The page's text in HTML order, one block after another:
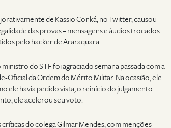
de Kassio Conká, no Twitter, causou
das provas – mensagens e áudios trocados
pelo hacker de Araraquara.
ministro do STF foi agraciado semana passada com a
Oficial da Ordem do Mérito Militar. Na ocasião, ele
ele havia pedido vista, o reinício do julgamento
ele acelerou seu voto.
do colega Gilmar Mendes, com menções